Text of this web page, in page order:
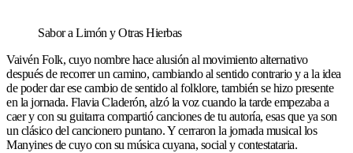
Sabor a Limón y Otras Hierbas
Vaivén Folk, cuyo nombre hace alusión al movimiento alternativo
después de recorrer un camino, cambiando al sentido contrario y a la idea
de poder dar ese cambio de sentido al folklore, también se hizo presente
en la jornada. Flavia Claderón, alzó la voz cuando la tarde empezaba a
caer y con su guitarra compartió canciones de tu autoría, esas que ya son
un clásico del cancionero puntano. Y cerraron la jornada musical los
Manyines de cuyo con su música cuyana, social y contestataria.